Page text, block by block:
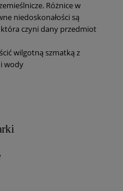
Różnice w
niedoskonałości są
czyni dany przedmiot
wilgotną szmatką z
wody